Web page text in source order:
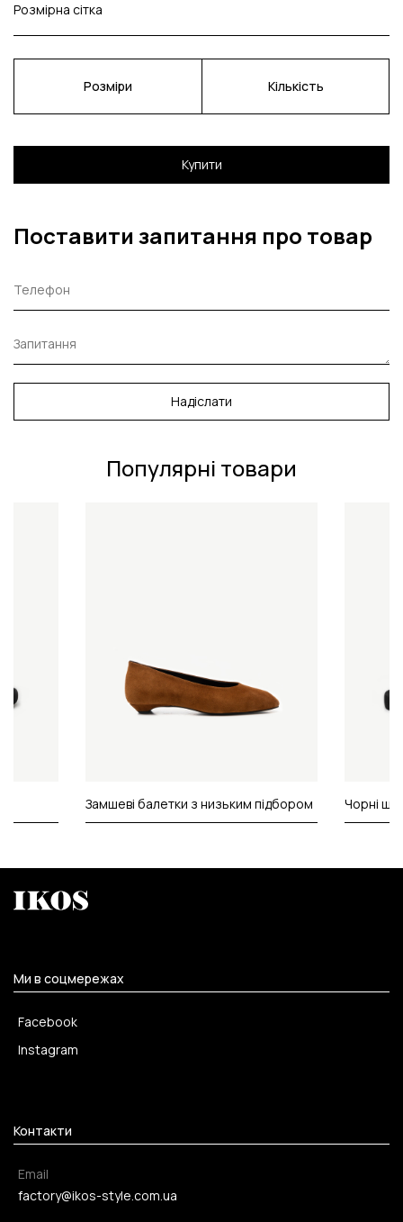
Розмірна сітка
Розміри Кількість
Купити
Поставити запитання про товар
Надіслати
Популярні товари
Замшеві балетки з низьким підбором Чорні
Ми в соцмережах
Facebook
Instagram
Контакти
Email
factory@ikos-style.com.ua